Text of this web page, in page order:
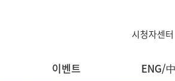
시청자센터
이벤트 ENG/